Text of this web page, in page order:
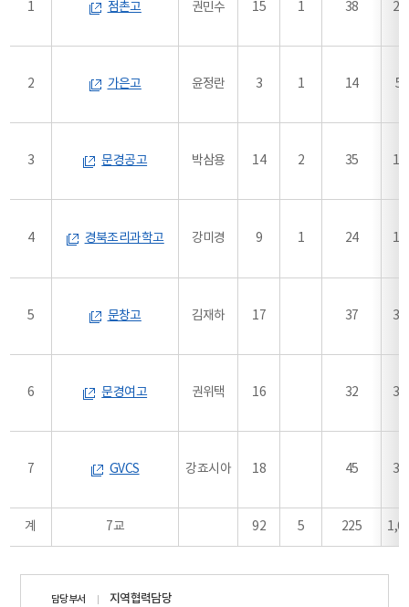
1 점촌고 권민수 15 1 38
2 가은고 윤정란 3 1 14 57
3 문경공고 박삼용 14 2 35
4 경북조리과학고 강미경 9 1 24
5 문창고 김재하 17 37
6 문경여고 권위택 16 32
7 GVCS 강죠시아 18 45
계 7교 92 5 225
담당부서 지역협력담당